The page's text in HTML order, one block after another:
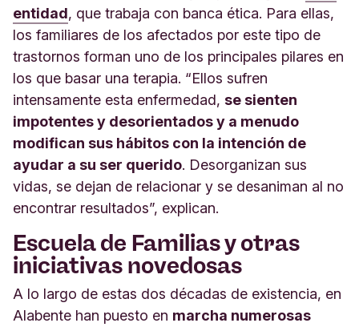
entidad, que trabaja con banca ética. Para ellas,
los familiares de los afectados por este tipo de
trastornos forman uno de los principales pilares en
los que basar una terapia. “Ellos sufren
intensamente esta enfermedad, se sienten
impotentes y desorientados y a menudo
modifican sus hábitos con la intención de
ayudar a su ser querido. Desorganizan sus
vidas, se dejan de relacionar y se desaniman al no
encontrar resultados”, explican.
Escuela de Familias y otras
iniciativas novedosas
A lo largo de estas dos décadas de existencia, en
Alabente han puesto en marcha numerosas